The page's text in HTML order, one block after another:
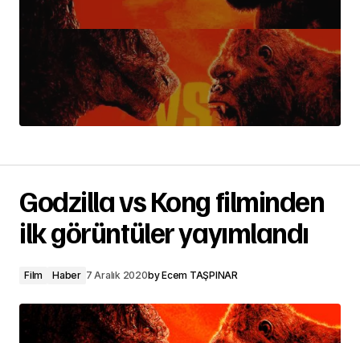
Godzilla vs Kong filminden
ilk görüntüler yayımlandı
Film Haber 7 Aralık 2020byEcem TAŞPINAR